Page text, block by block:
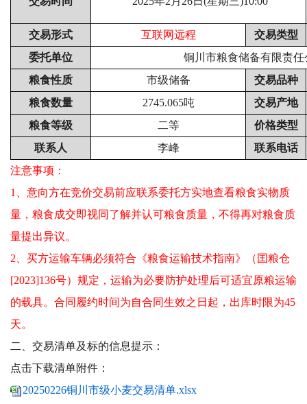
交易形式 互联网远程
交易类型
委托单位
铜川市粮食储备有限责任
粮食性质
市级储备
交易品种
粮食数量
2745.065吨
交易产地
粮食等级
二等
价格类型
联系人
李峰
联系电话
注意事项：
1、意向方在竞价交易前应联系委托方实地查看粮食实物质
量，粮食成交即视同了解并认可粮食质量，不得再对粮食质
量提出异议。
2、买方运输车辆必须符合《粮食运输技术指南》（囯粮仓
[2023]136号）规定，运输为必要防护处理后可适宜原粮运输
的载具。 合同履约时间为自合同生效之日起，出库时限为45
天。
二、交易清单及标的信息提示：
点击下载清单附件：
20250226铜川市级小麦交易清单.xlsx